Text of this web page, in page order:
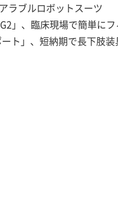
ラブルロボットスーツ
」、臨床現場で簡単に
ト」、短納期で長下肢装